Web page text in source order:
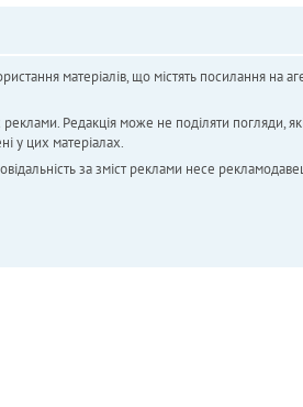
матеріалів, що містять посилання на
Редакція може не поділяти погляди,
у цих матеріалах.
за зміст реклами несе